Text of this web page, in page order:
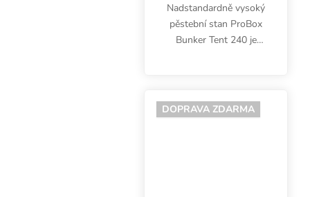
Nadstandardně vysoký
pěstební stan ProBox
Bunker Tent 240 je
growbox ve tvaru
krychle má rozměry
DOPRAVA ZDARMA